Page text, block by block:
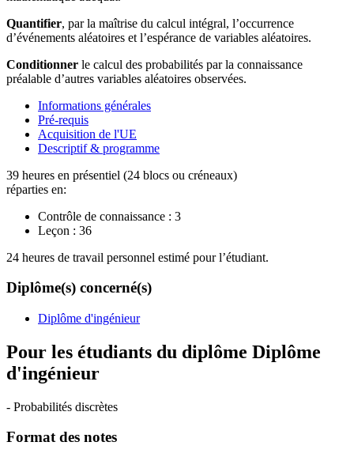
Quantifier, par la maîtrise du calcul intégral, l’occurrence
d’événements aléatoires et l’espérance de variables aléatoires.
Conditionner le calcul des probabilités par la connaissance
préalable d’autres variables aléatoires observées.
Informations générales
Pré-requis
Acquisition de l'UE
Descriptif & programme
39 heures en présentiel (24 blocs ou créneaux)
réparties en:
Contrôle de connaissance : 3
Leçon : 36
24 heures de travail personnel estimé pour l’étudiant.
Diplôme(s) concerné(s)
Diplôme d'ingénieur
Pour les étudiants du diplôme Diplôme
d'ingénieur
- Probabilités discrètes
Format des notes